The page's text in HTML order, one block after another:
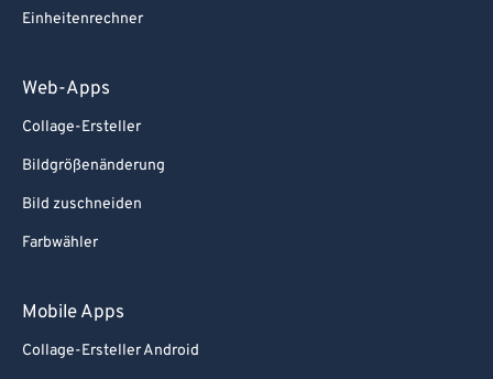
Einheitenrechner
Web-Apps
Collage-Ersteller
Bildgrößenänderung
Bild zuschneiden
Farbwähler
Mobile Apps
Collage-Ersteller Android